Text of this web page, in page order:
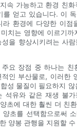
속 가능하고 환경 친
를 얻고 있습니다. 이
라 환경에 다양한 이점
치는 영향에 이르기까
을 향상시키려는 사
요 장점 중 하나는 친
인 부산물로, 이러한
성 물질이 필요하지
석유와 같은 재생 불
초에 대한 훨씬 더 친
양초를 선택함으로써
양봉 관행을 지원할